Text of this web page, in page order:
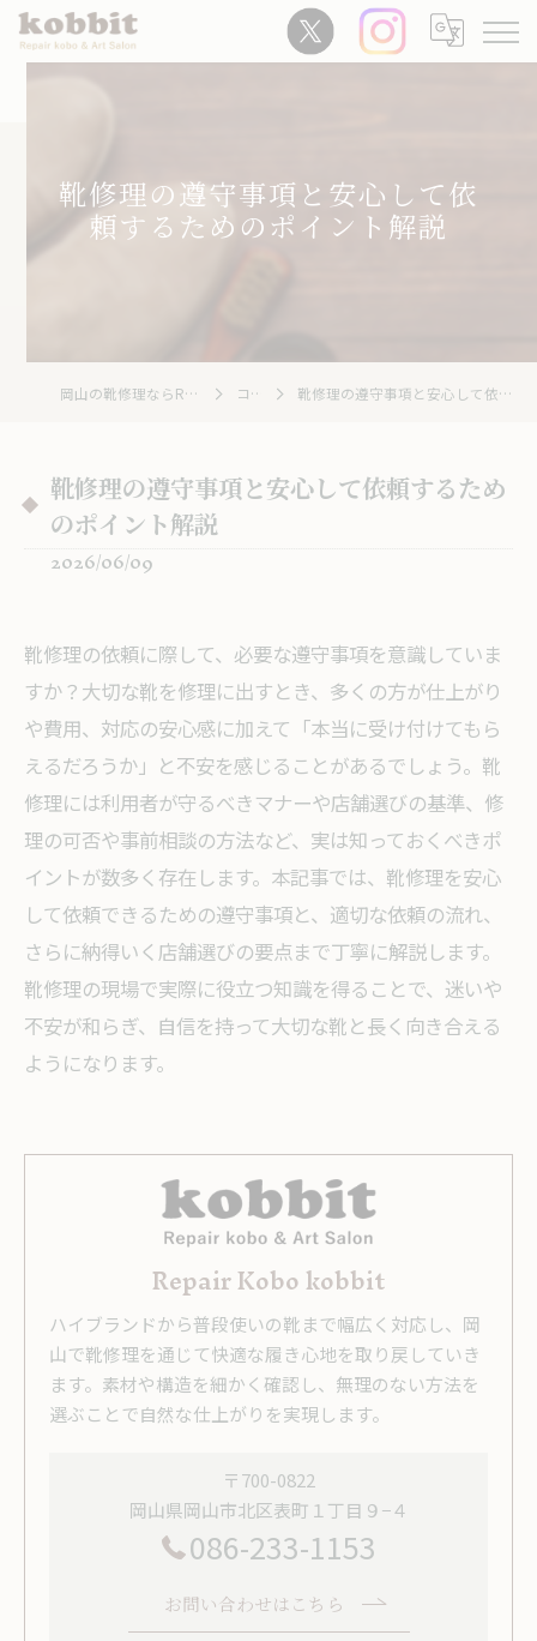
靴修理の遵守事項と安心して依
頼するためのポイント解説
岡山の靴修理ならRepair Kobo kobbit コラム 靴修理の遵守事項と安心して依頼するためのポイント解説
靴修理の遵守事項と安心して依頼するため
のポイント解説
2026/06/09
靴修理の依頼に際して、必要な遵守事項を意識していま
すか？大切な靴を修理に出すとき、多くの方が仕上がり
や費用、対応の安心感に加えて「本当に受け付けてもら
えるだろうか」と不安を感じることがあるでしょう。靴
修理には利用者が守るべきマナーや店舗選びの基準、修
理の可否や事前相談の方法など、実は知っておくべきポ
イントが数多く存在します。本記事では、靴修理を安心
して依頼できるための遵守事項と、適切な依頼の流れ、
さらに納得いく店舗選びの要点まで丁寧に解説します。
靴修理の現場で実際に役立つ知識を得ることで、迷いや
不安が和らぎ、自信を持って大切な靴と長く向き合える
ようになります。
Repair Kobo kobbit
ハイブランドから普段使いの靴まで幅広く対応し、岡
山で靴修理を通じて快適な履き心地を取り戻していき
ます。素材や構造を細かく確認し、無理のない方法を
選ぶことで自然な仕上がりを実現します。
〒700-0822
岡山県岡山市北区表町１丁目９−４
086-233-1153
お問い合わせはこちら